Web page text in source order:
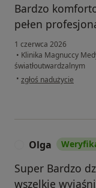
Bardzo
pełen
1 czerwca 2026
• Klinika Magnuccy
światłoutwardzalnym
• w opinii użytkownika
zgłoś nadużycie
Olga
Super Bardzo
wszelkie